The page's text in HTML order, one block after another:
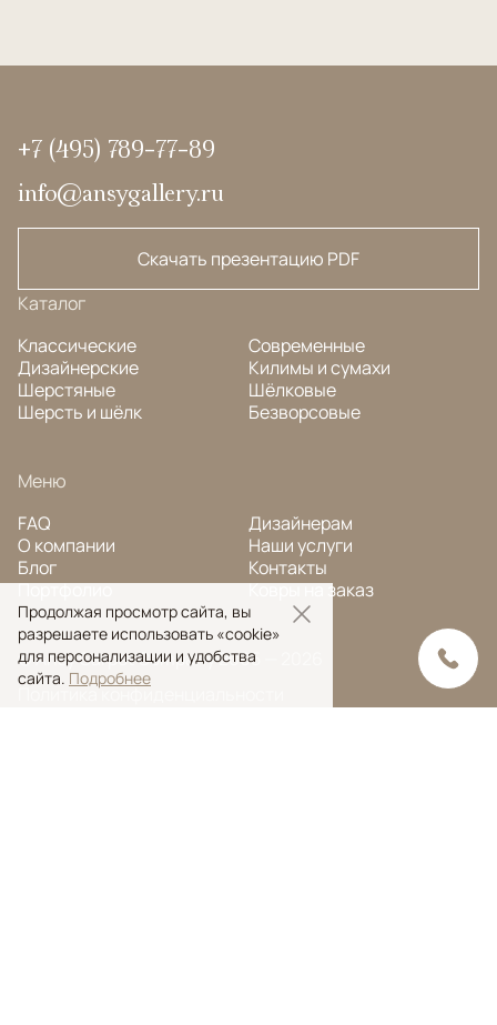
+7 (495) 789-77-89
info@ansygallery.ru
Скачать презентацию PDF
Каталог
Классические
Дизайнерские
Шерстяные
Шерсть и шёлк
Современные
Килимы и сумахи
Шёлковые
Безворсовые
Меню
FAQ
О компании
Блог
Портфолио
Дизайнерам
Наши услуги
Контакты
Ковры на заказ
© Ansy Carpet Company 2005 — 2026
Политика конфиденциальности
Продолжая просмотр сайта, вы
разрешаете использовать «cookie»
для персонализации и удобства
сайта. Подробнее